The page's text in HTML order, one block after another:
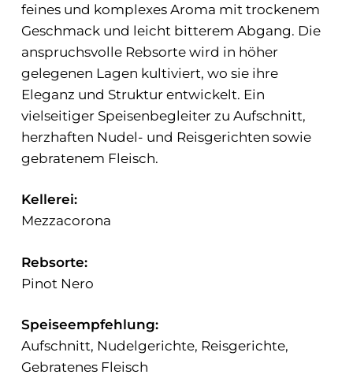
feines und komplexes Aroma mit trockenem
Geschmack und leicht bitterem Abgang. Die
anspruchsvolle Rebsorte wird in höher
gelegenen Lagen kultiviert, wo sie ihre
Eleganz und Struktur entwickelt. Ein
vielseitiger Speisenbegleiter zu Aufschnitt,
herzhaften Nudel- und Reisgerichten sowie
gebratenem Fleisch.
Kellerei:
Mezzacorona
Rebsorte:
Pinot Nero
Speiseempfehlung:
Aufschnitt, Nudelgerichte, Reisgerichte,
Gebratenes Fleisch